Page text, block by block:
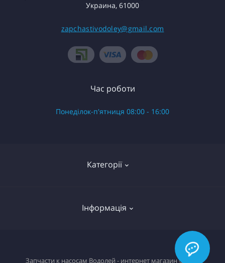
Украина, 61000
zapchastivodoley@gmail.com
Категорії
Готові вироби в зборі
Запчастини до насоса Водолій БЦПЭ 0.3 серій
Запчастини до насоса Водолій БЦПЭ 0.32 серій
Інформація
Час роботи
Понеділок-п'ятниця 08:00 - 16:00
Запчасти к насосам Водолей - интернет магазин © 2026